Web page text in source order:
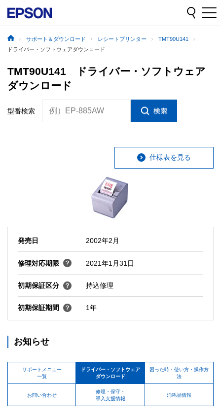
サポート＆ダウンロード レシートプリンター
TMT90U141
ドライバー・ソフトウェアダウンロード
TMT90U141 ドライバー・ソフトウェア
ダウンロード
型番検索 例）EP-885AW
仕様表を見る
発売日 2002年2月
修理対応期限 2021年1月31日
初期保証区分 持込修理
初期保証期間 1年
お知らせ
サポートメニュー
一覧
ドライバー・ソフトウェア
ダウンロード
困った時・使い方・操作方
法
お問い合わせ
修理・保守・
導入支援情報
消耗品情報